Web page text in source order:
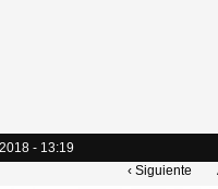
- 13:19
‹ Siguiente